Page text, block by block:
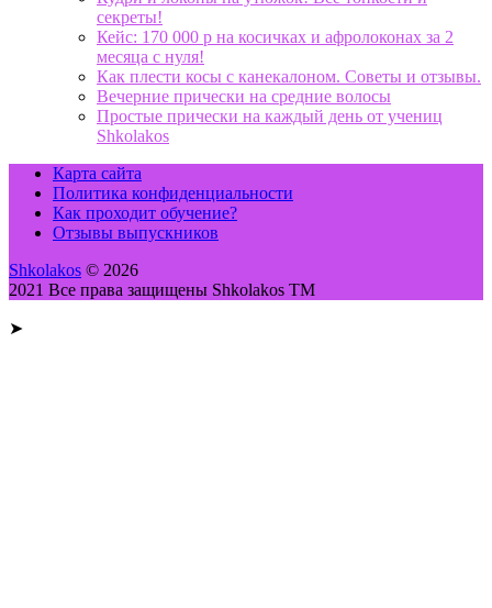
секреты!
Кейс: 170 000 р на косичках и афролоконах за 2
месяца с нуля!
Как плести косы с канекалоном. Советы и отзывы.
Вечерние прически на средние волосы
Простые прически на каждый день от учениц
Shkolakos
Карта сайта
Политика конфиденциальности
Как проходит обучение?
Отзывы выпускников
Shkolakos © 2026
2021 Все права защищены Shkolakos TM
➤